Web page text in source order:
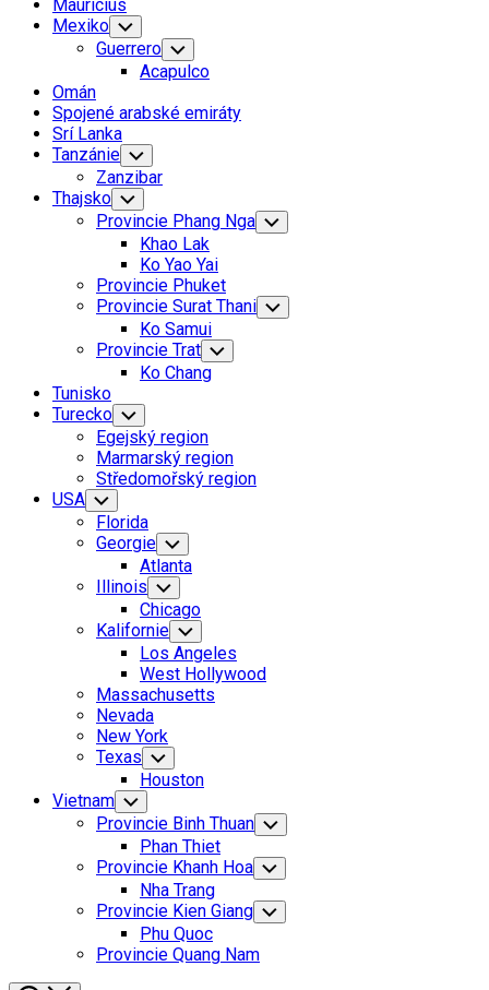
Mauricius
Mexiko Toggle
Child
Menu
Guerrero Toggle
Child
Menu
Acapulco
Omán
Spojené arabské emiráty
Srí Lanka
Tanzánie Toggle
Child
Menu
Zanzibar
Thajsko Toggle
Child
Menu
Provincie Phang Nga Toggle
Child
Khao Lak
Ko Yao Yai
Provincie Phuket
Provincie Surat Thani Toggle
Child
Ko Samui
Provincie Trat Toggle
Child
Menu
Ko Chang
Tunisko
Turecko Toggle
Child
Menu
Egejský region
Marmarský region
Středomořský region
USA Toggle
Child
Menu
Florida
Georgie Toggle
Child
Menu
Atlanta
Illinois Toggle
Child
Menu
Chicago
Kalifornie Toggle
Child
Menu
Los Angeles
West Hollywood
Massachusetts
Nevada
New York
Texas Toggle
Child
Menu
Houston
Vietnam Toggle
Child
Menu
Provincie Binh Thuan Toggle
Child
Menu
Phan Thiet
Provincie Khanh Hoa Toggle
Child
Menu
Nha Trang
Provincie Kien Giang Toggle
Child
Phu Quoc
Provincie Quang Nam